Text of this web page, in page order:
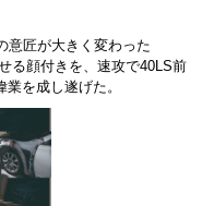
意匠が大きく変わった
る顔付きを、速攻で40LS前
を成し遂げた。